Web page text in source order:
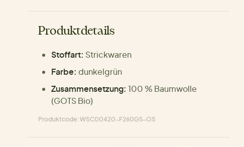
Produktdetails
Stoffart: Strickwaren
Farbe: dunkelgrün
Zusammensetzung: 100 % Baumwolle
(GOTS Bio)
Produktcode: WSC00420-F260G5-OS